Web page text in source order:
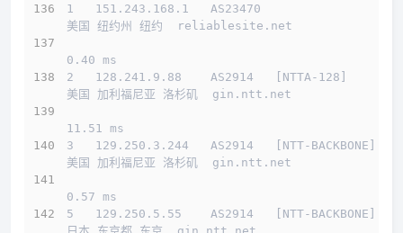
1   151.243.168.1   AS23470
美国 纽约州 纽约  reliablesite.net
0.40 ms
2   128.241.9.88    AS2914   [NTTA-128]
美国 加利福尼亚 洛杉矶  gin.ntt.net
11.51 ms
3   129.250.3.244   AS2914   [NTT-BACKBONE]
美国 加利福尼亚 洛杉矶  gin.ntt.net
0.57 ms
5   129.250.5.55    AS2914   [NTT-BACKBONE]